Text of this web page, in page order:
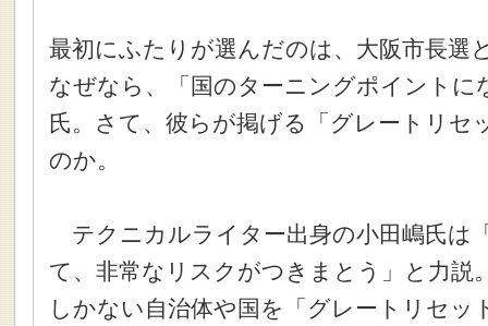
最初にふたりが選んだのは、大阪市長選
なぜなら、「国のターニングポイントに
氏。さて、彼らが掲げる「グレートリセ
のか。
テクニカルライター出身の小田嶋氏は
て、非常なリスクがつきまとう」と力説
しかない自治体や国を「グレートリセッ